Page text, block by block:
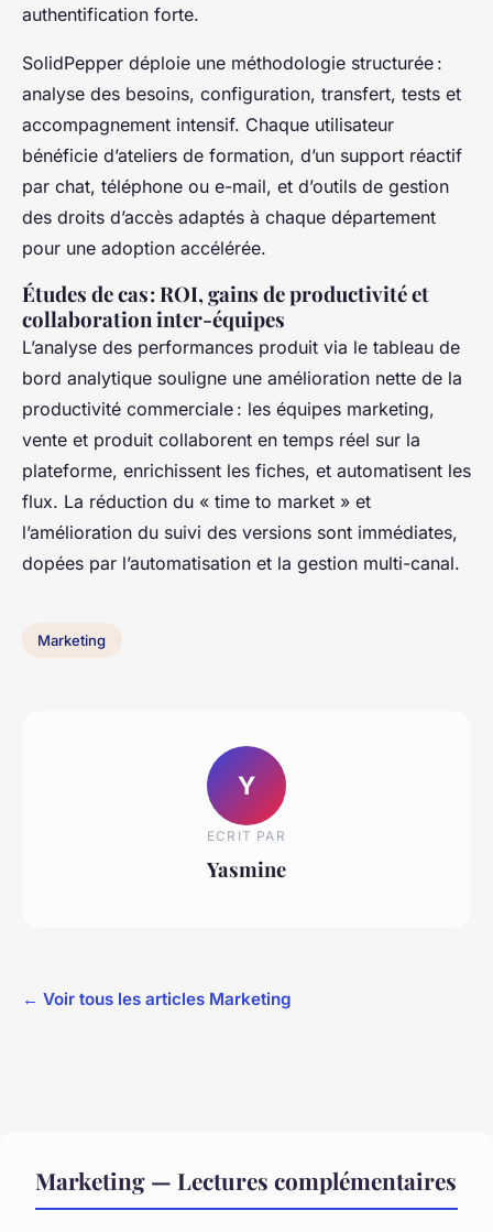
authentification forte.
SolidPepper déploie une méthodologie structurée :
analyse des besoins, configuration, transfert, tests et
accompagnement intensif. Chaque utilisateur
bénéficie d’ateliers de formation, d’un support réactif
par chat, téléphone ou e-mail, et d’outils de gestion
des droits d’accès adaptés à chaque département
pour une adoption accélérée.
Études de cas : ROI, gains de productivité et
collaboration inter-équipes
L’analyse des performances produit via le tableau de
bord analytique souligne une amélioration nette de la
productivité commerciale : les équipes marketing,
vente et produit collaborent en temps réel sur la
plateforme, enrichissent les fiches, et automatisent les
flux. La réduction du « time to market » et
l’amélioration du suivi des versions sont immédiates,
dopées par l’automatisation et la gestion multi-canal.
Marketing
Y
ECRIT PAR
Yasmine
← Voir tous les articles Marketing
Marketing — Lectures complémentaires